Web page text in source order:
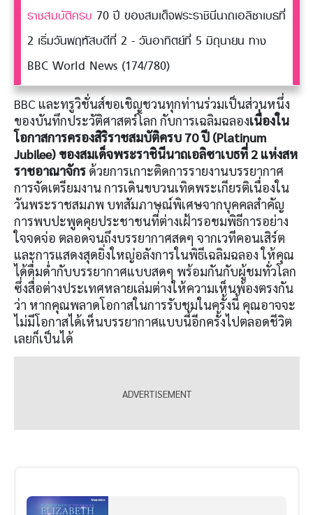
ราชสมบัติครบ 70 ปี ของสมเด็จพระราชินีนาถเอลิซาเบธที่
2 เริ่มวันพฤหัสบดีที่ 2 - วันอาทิตย์ที่ 5 มิถุนายน ทาง
BBC World News (174/780)
BBC และทรูวิชั่นส์ขอเชิญชวนทุกท่านร่วมเป็นส่วนหนึ่ง
ของบันทึกประวัติศาสตร์โลก กับการเฉลิมฉลองเนื่องใน
โอกาสการครองสิริราชสมบัติครบ 70 ปี (Platinum
Jubilee) ของสมเด็จพระราชินีนาถเอลิซาเบธที่ 2 แห่งสห
ราชอาณาจักร ด้วยการเกาะติดการรายงานบรรยากาศ
การจัดเตรียมงาน การเดินขบวนเทิดพระเกียรติเนื่องใน
วันพระราชสมภพ บทสัมภาษณ์พิเศษจากบุคคลสำคัญ
การพบปะพูดคุยประชาชนที่ต่างเฝ้ารอชมพิธีการอย่าง
ใจจดจ่อ ตลอดจนถึงบรรยากาศสดๆ จากเวทีคอนเสิร์ต
และการแสดงสุดยิ่งใหญ่อลังการในพิธีเฉลิมฉลอง ให้คุณ
ได้ดื่มด่ำกับบรรยากาศแบบสดๆ พร้อมกันกับผู้ชมทั่วโลก
ซึ่งสื่อต่างประเทศหลายเล่มต่างให้ความเห็นพ้องตรงกัน
ว่า หากคุณพลาดโอกาสในการรับชมในครั้งนี้ คุณอาจจะ
ไม่มีโอกาสได้เห็นบรรยากาศแบบนี้อีกครั้งไปตลอดชีวิต
เลยก็เป็นได้